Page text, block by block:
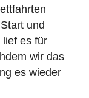
und
lief es für
wir das
es wieder